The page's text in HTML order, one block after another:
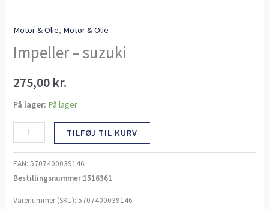
Motor & Olie, Motor & Olie
Impeller – suzuki
275,00 kr.
På lager: På lager
TILFØJ TIL KURV
EAN:5707400039146
Bestillingsnummer:1516361
Varenummer (SKU):5707400039146